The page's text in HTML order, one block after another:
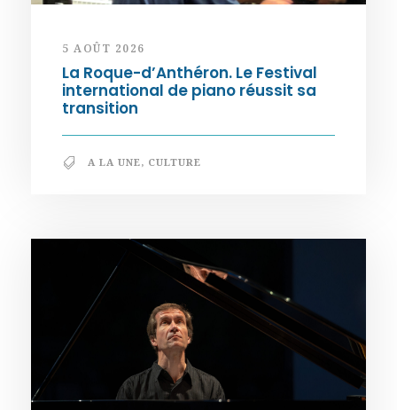
5 AOÛT 2026
La Roque-d’Anthéron. Le Festival
international de piano réussit sa
transition
A LA UNE, CULTURE